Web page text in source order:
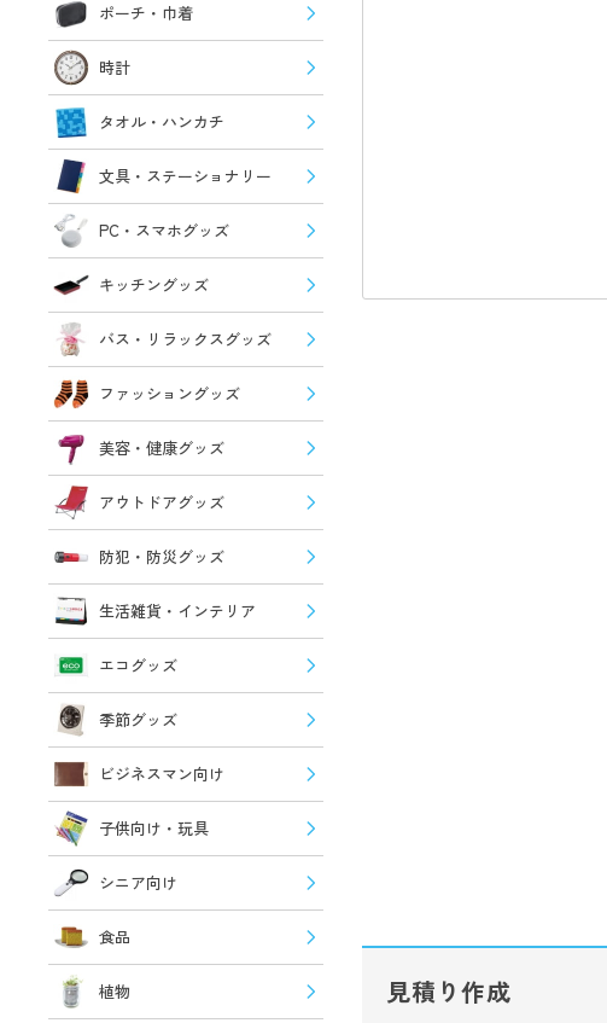
ポーチ・巾着
時計
タオル・ハンカチ
文具・ステーショナリー
PC・スマホグッズ
キッチングッズ
バス・リラックスグッズ
ファッショングッズ
美容・健康グッズ
アウトドアグッズ
防犯・防災グッズ
生活雑貨・インテリア
エコグッズ
季節グッズ
ビジネスマン向け
子供向け・玩具
シニア向け
食品
植物 見積り作成